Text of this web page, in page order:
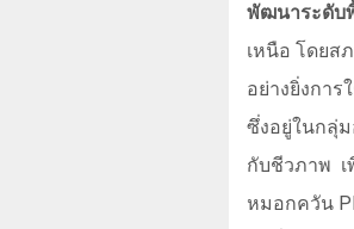
พัฒนาระดับ
เหนือ โดยส
อย่างยิ่งกา
ซึ่งอยู่ในกลุ่
กับชีวภาพ
หมอกควัน